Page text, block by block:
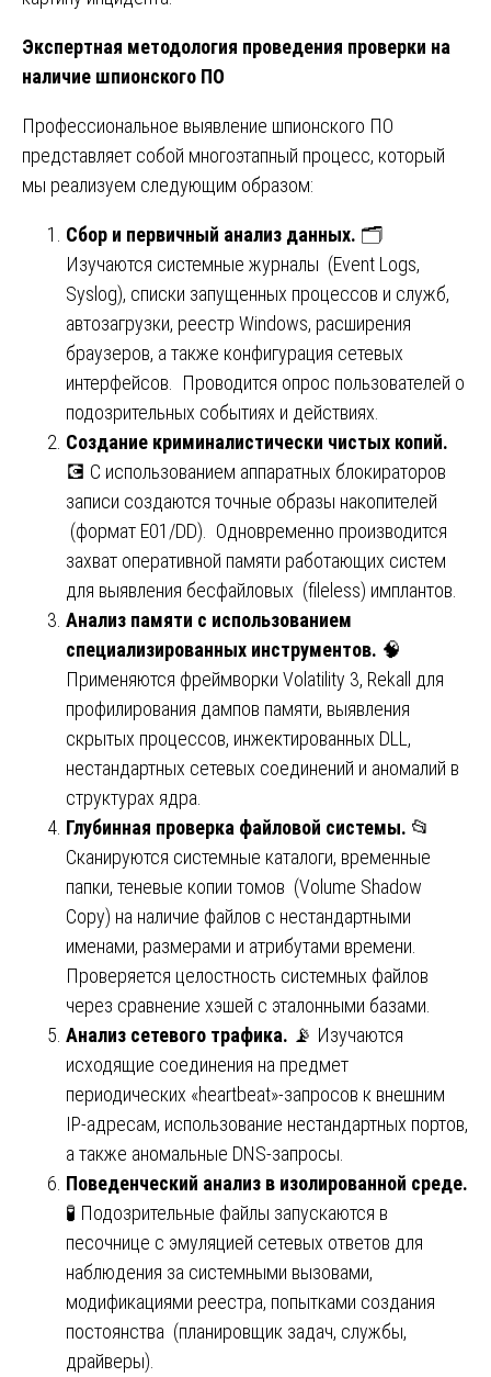
Экспертная методология проведения проверки на
наличие шпионского ПО
Профессиональное выявление шпионского ПО
представляет собой многоэтапный процесс, который
мы реализуем следующим образом:
Сбор и первичный анализ данных. 🗂️
Изучаются системные журналы (Event Logs,
Syslog), списки запущенных процессов и служб,
автозагрузки, реестр Windows, расширения
браузеров, а также конфигурация сетевых
интерфейсов. Проводится опрос пользователей о
подозрительных событиях и действиях.
Создание криминалистически чистых копий.
💽 С использованием аппаратных блокираторов
записи создаются точные образы накопителей
(формат E01/DD). Одновременно производится
захват оперативной памяти работающих систем
для выявления бесфайловых (fileless) имплантов.
Анализ памяти с использованием
специализированных инструментов. 🧠
Применяются фреймворки Volatility 3, Rekall для
профилирования дампов памяти, выявления
скрытых процессов, инжектированных DLL,
нестандартных сетевых соединений и аномалий в
структурах ядра.
Глубинная проверка файловой системы. 📂
Сканируются системные каталоги, временные
папки, теневые копии томов (Volume Shadow
Copy) на наличие файлов с нестандартными
именами, размерами и атрибутами времени.
Проверяется целостность системных файлов
через сравнение хэшей с эталонными базами.
Анализ сетевого трафика. 📡 Изучаются
исходящие соединения на предмет
периодических «heartbeat»-запросов к внешним
IP-адресам, использование нестандартных портов,
а также аномальные DNS-запросы.
Поведенческий анализ в изолированной среде.
🧪 Подозрительные файлы запускаются в
песочнице с эмуляцией сетевых ответов для
наблюдения за системными вызовами,
модификациями реестра, попытками создания
постоянства (планировщик задач, службы,
драйверы).